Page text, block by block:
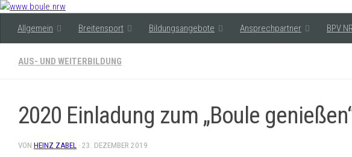
Allgemein Breitensport Bildungsangebote Ansprechpartner BPV
AUS- UND WEITERBILDUNG
2020 Einladung zum „Boule
VON HEINZ ZABEL · 23. DEZEMBER 2019